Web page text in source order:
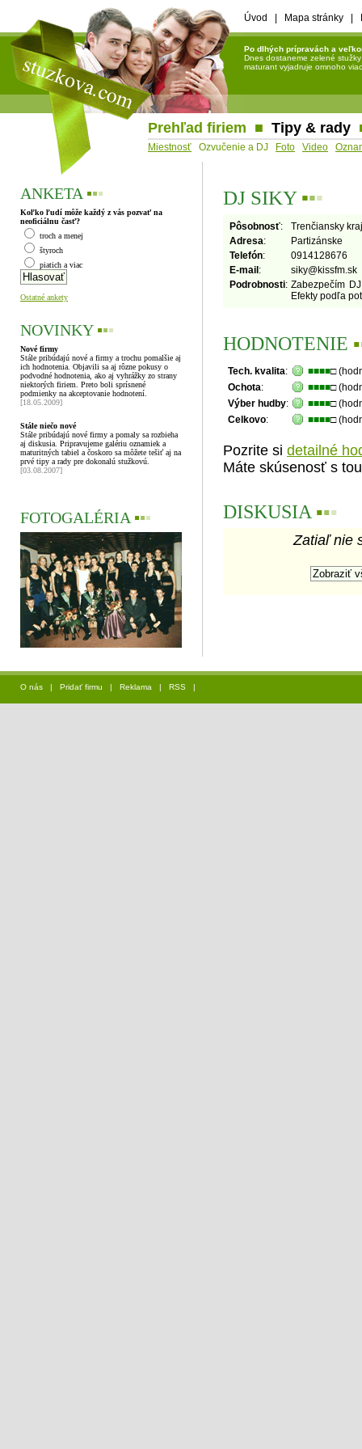
Úvod Mapa stránky
Po dlhých prípravách a
Dnes dostaneme zelené
maturant vyjadruje omnoho
Prehľad firiem ■ Tipy & rady
Miestnosť Ozvučenie a DJ Foto Video
ANKETA ▪▪▪
Koľko ľudí môže každý z vás pozvať na
neoficiálnu časť?
troch a menej
štyroch
piatich a viac
Ostatné ankety
NOVINKY ▪▪▪
Nové firmy
Stále pribúdajú nové a firmy a trochu pomalšie aj
ich hodnotenia. Objavili sa aj rôzne pokusy o
podvodné hodnotenia, ako aj vyhrážky zo strany
niektorých firiem. Preto boli sprísnené
podmienky na akceptovanie hodnotení.
[18.05.2009]
Stále niečo nové
Stále pribúdajú nové firmy a pomaly sa rozbieha
aj diskusia. Pripravujeme galériu oznamiek a
maturitných tabiel a čoskoro sa môžete tešiť aj na
prvé tipy a rady pre dokonalú stužkovú.
[03.08.2007]
FOTOGALÉRIA ▪▪▪
DJ SIKY ▪▪▪
Pôsobnosť:
Trenčiansky kraj
Adresa:
Partizánske
Telefón:
0914128676
E-mail : siky@kissfm.sk
Podrobnosti: Zabezpečím
Efekty podľa
HODNOTENIE ▪
Tech. kvalita: ■■■■□
Ochota: ■■■■□
Výber hudby: ■■■■□
Celkovo: ■■■■□
Pozrite si detailné
Máte skúsenosť s
DISKUSIA ▪▪▪
Zatiaľ nie
O nás | Pridať firmu | Reklama | RSS |